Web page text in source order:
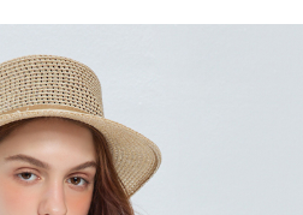
上)免運費
上)免運費